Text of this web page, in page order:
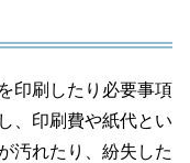
印刷したり必要事項
、印刷費や紙代とい
汚れたり、紛失した